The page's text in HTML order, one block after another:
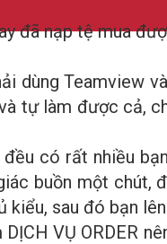
đã nạp tệ mua
dùng Teamview
tự làm được cả,
đều có rất nhiều
buồn một chút,
sau đó bạn
VỤ ORDER